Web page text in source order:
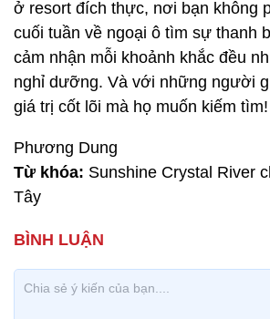
ở resort đích thực, nơi bạn không
cuối tuần về ngoại ô tìm sự thanh
cảm nhận mỗi khoảnh khắc đều
nghỉ dưỡng. Và với những người
giá trị cốt lõi mà họ muốn kiếm tìm!
Phương Dung
Từ khóa: Sunshine Crystal River
Tây